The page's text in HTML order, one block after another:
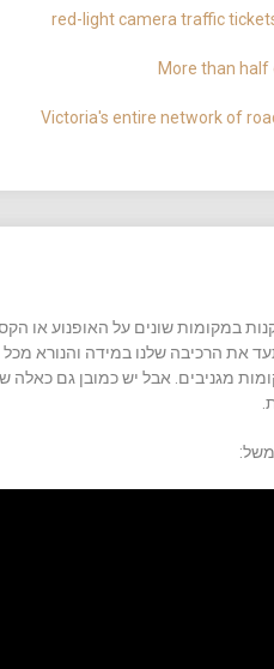
More than half
Victoria's entire network of
במקומות שונים על האופנוע או
את הרכיבה שלנו במידה והנורא מכל
מגניבים. אבל יש כמובן גם